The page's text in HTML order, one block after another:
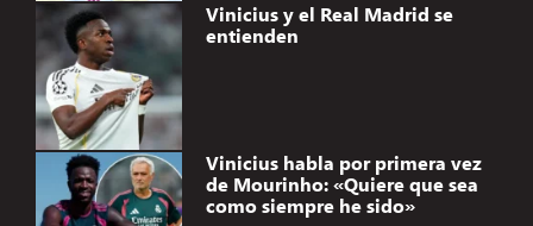
Vinicius y el Real Madrid se
entienden
Vinicius habla por primera vez
de Mourinho: «Quiere que sea
como siempre he sido»